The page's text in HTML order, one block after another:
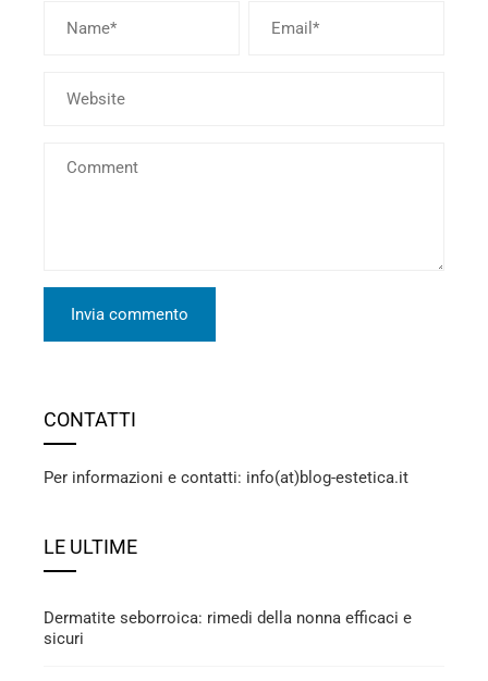
CONTATTI
Per informazioni e contatti: info(at)blog-estetica.it
LE ULTIME
Dermatite seborroica: rimedi della nonna efficaci e
sicuri